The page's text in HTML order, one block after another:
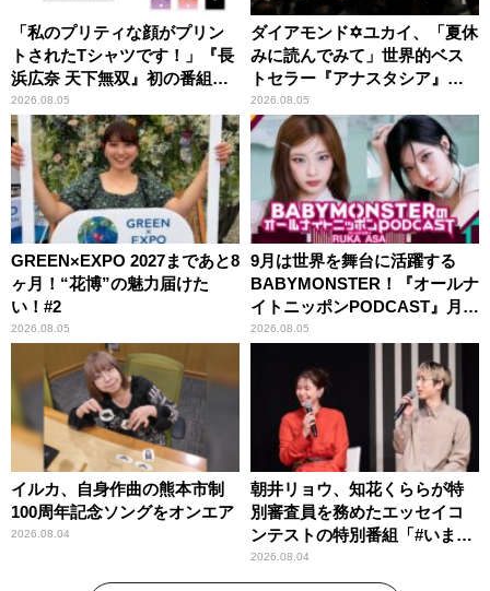
「私のプリティな顔がプリン
トされたTシャツです！」『長
浜広奈 天下無双』初の番組グ
ッズ発売
2026.08.05
ダイアモンド✡ユカイ、「夏休
みに読んでみて」世界的ベス
トセラー『アナスタシア』を
紹介
2026.08.05
GREEN×EXPO 2027まであと8
ヶ月！“花博”の魅力届けた
い！#2
2026.08.05
9月は世界を舞台に活躍する
BABYMONSTER！『オールナ
イトニッポンPODCAST』月替
わりパーソナリティ
2026.08.05
イルカ、自身作曲の熊本市制
100周年記念ソングをオンエア
2026.08.04
朝井リョウ、知花くららが特
別審査員を務めたエッセイコ
ンテストの特別番組「#いまあ
なたに伝えたいこと」
2026.08.04